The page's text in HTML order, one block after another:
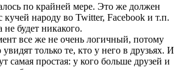
по крайней мере. Это же должен
кучей народу во Twitter, Facebook и т.п.
будет никакого.
все же не очень логичный, потому
увидят только те, кто у него в друзьях. И
самая простая: у кого больше друзей и